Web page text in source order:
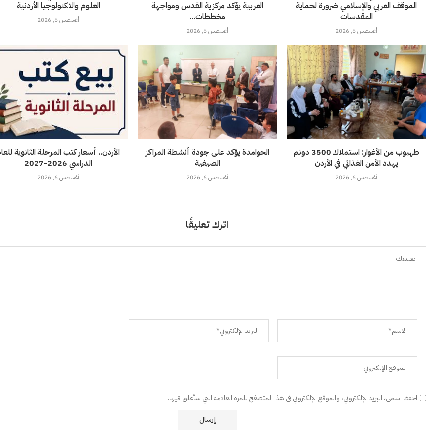
العلوم والتكنولوجيا الأردنية
أغسطس 6, 2026
العربية يؤكد مركزية القدس ومواجهة
مخططات...
أغسطس 6, 2026
الموقف العربي والإسلامي ضرورة لحماية
المقدسات
أغسطس 6, 2026
الأردن.. أسعار كتب المرحلة الثانوية
الدراسي 2026-2027
أغسطس 6, 2026
الحوامدة يؤكد على جودة أنشطة المراكز
الصيفية
أغسطس 6, 2026
طهبوب من الأغوار: استملاك 3500 دونم
يهدد الأمن الغذائي في الأردن
أغسطس 6, 2026
اترك تعليقًا
احفظ اسمي، البريد الإلكتروني، والموقع الإلكتروني في هذا المتصفح للمرة القادمة التي سأعلق فيها.